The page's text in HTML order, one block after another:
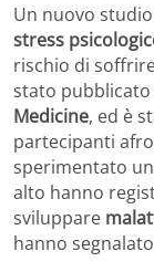
Un nuovo
stress
rischio di
stato pubblicato
Medicine, ed è
partecipanti
sperimentato
alto hanno
sviluppare
hanno